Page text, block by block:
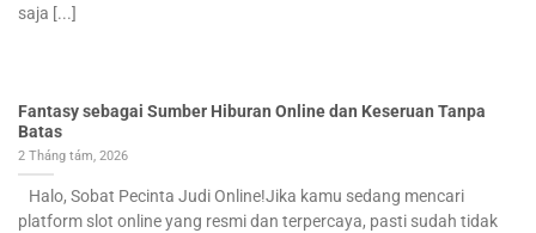
saja [...]
Fantasy sebagai Sumber Hiburan Online dan Keseruan Tanpa
Batas
2 Tháng tám, 2026
Halo, Sobat Pecinta Judi Online!Jika kamu sedang mencari
platform slot online yang resmi dan terpercaya, pasti sudah tidak